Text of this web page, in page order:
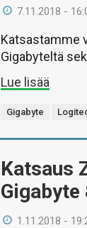
7.11.2018 -
Katsastamme
Gigabyteltä
Lue lisää
Gigabyte
Katsaus
Gigabyte
1.11.2018 -